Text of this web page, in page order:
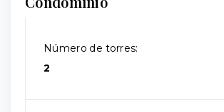
Número de torres:
2